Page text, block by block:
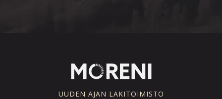
UUDEN AJAN LAKITOIMISTO